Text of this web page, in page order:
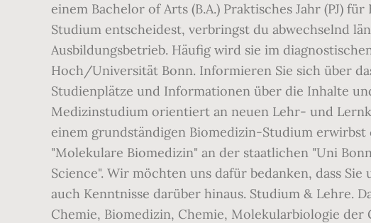
einem Bachelor of Arts (B.A.) Praktisches Jahr (PJ)
Studium entscheidest, verbringst du abwechselnd
Ausbildungsbetrieb. Häufig wird sie im
Hoch/Universität Bonn. Informieren Sie sich über
Studienplätze und Informationen über die Inhalte
Medizinstudium orientiert an neuen Lehr- und
einem grundständigen Biomedizin-Studium
"Molekulare Biomedizin" an der staatlichen "Uni
Science". Wir möchten uns dafür bedanken, dass
auch Kenntnisse darüber hinaus. Studium & Lehre.
Chemie, Biomedizin, Chemie, Molekularbiologie der